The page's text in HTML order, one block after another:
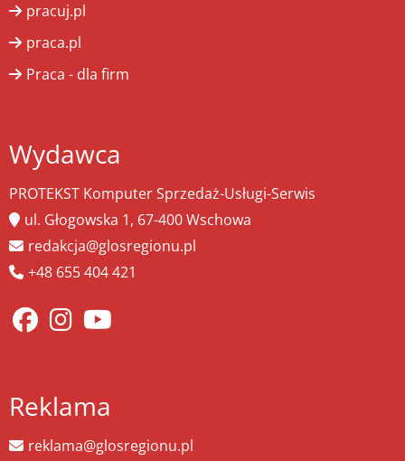
pracuj.pl
praca.pl
Praca - dla firm
Wydawca
PROTEKST Komputer Sprzedaż-Usługi-Serwis
ul. Głogowska 1, 67-400 Wschowa
redakcja@glosregionu.pl
+48 655 404 421
Reklama
reklama@glosregionu.pl